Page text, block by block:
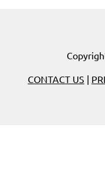
CONTACT US |